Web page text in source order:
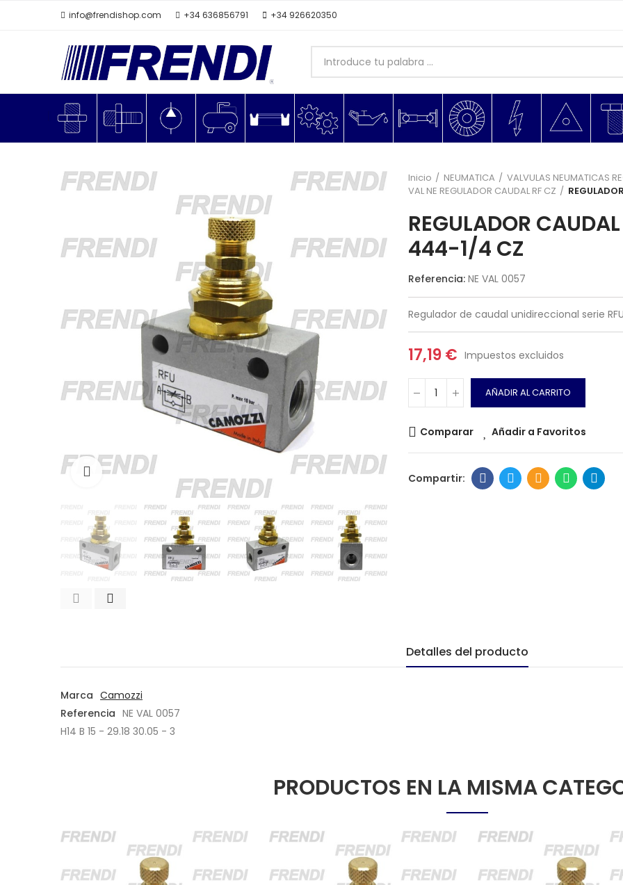
info@frendishop.com +34 636856791 +34 926620350
Click para agrandar
Inicio NEUMATICA
VALVULAS NEUMATICAS
VAL NE REGULADOR CAUDAL RF CZ
REGULADOR
444-1/4 CZ
Referencia: NE VAL 0057
Regulador de caudal unidireccional serie
17,19 € Impuestos excluidos
AÑADIR AL CARRITO
Comparar Añadir a Favoritos
Detalles del producto
Marca Camozzi
Referencia NE VAL 0057
H14 B 15 - 29.18 30.05 - 3
PRODUCTOS EN LA MISMA